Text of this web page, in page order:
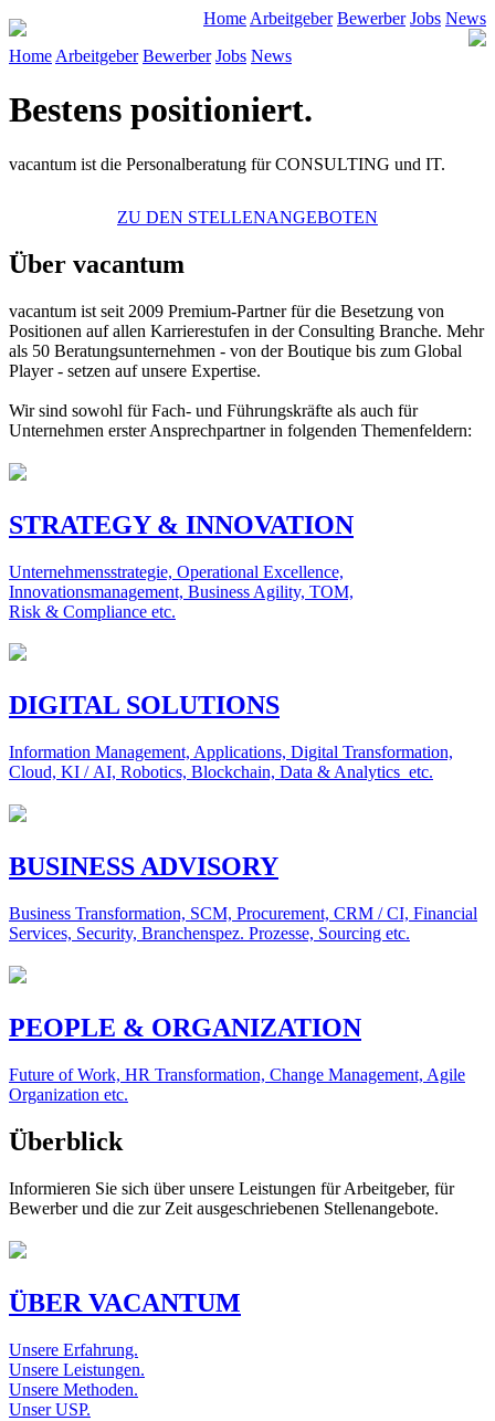
Home Arbeitgeber Bewerber Jobs News
Home Arbeitgeber Bewerber Jobs News
Bestens positioniert.
vacantum ist die Personalberatung für CONSULTING und IT.
ZU DEN STELLENANGEBOTEN
Über vacantum
vacantum ist seit 2009 Premium-Partner für die Besetzung von
Positionen auf allen Karrierestufen in der Consulting Branche. Mehr
als 50 Beratungsunternehmen - von der Boutique bis zum Global
Player - setzen auf unsere Expertise.
Wir sind sowohl für Fach- und Führungskräfte als auch für
Unternehmen erster Ansprechpartner in folgenden Themenfeldern:
STRATEGY & INNOVATION
Unternehmensstrategie, Operational Excellence,
Innovationsmanagement, Business Agility, TOM,
Risk & Compliance etc.
DIGITAL SOLUTIONS
Information Management, Applications, Digital Transformation,
Cloud, KI / AI, Robotics, Blockchain, Data & Analytics etc.
BUSINESS ADVISORY
Business Transformation, SCM, Procurement, CRM / CI, Financial
Services, Security, Branchenspez. Prozesse, Sourcing etc.
PEOPLE & ORGANIZATION
Future of Work, HR Transformation, Change Management, Agile
Organization etc.
Überblick
Informieren Sie sich über unsere Leistungen für Arbeitgeber, für
Bewerber und die zur Zeit ausgeschriebenen Stellenangebote.
ÜBER VACANTUM
Unsere Erfahrung.
Unsere Leistungen.
Unsere Methoden.
Unser USP.